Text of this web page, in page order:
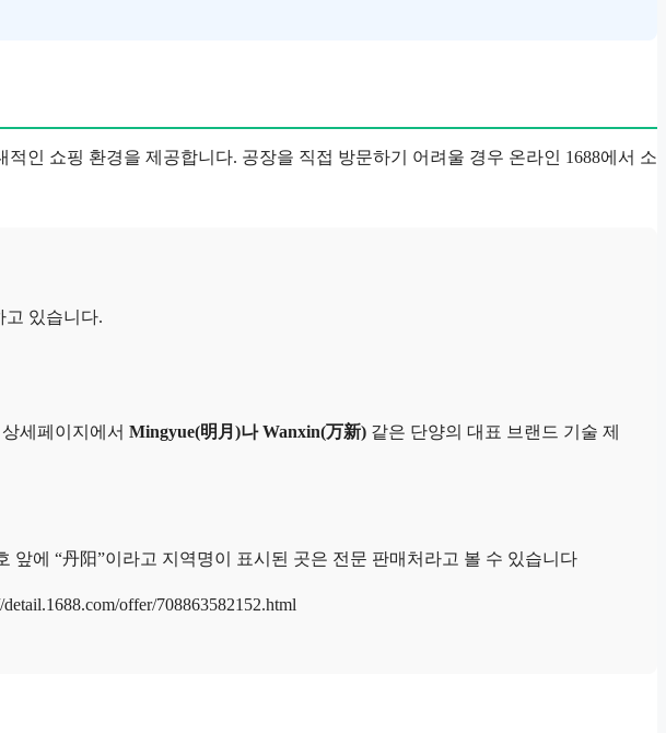
인 쇼핑 환경을 제공합니다. 공장을 직접 방문하기 어려울 경우 온라인 1688에서 소
고 있습니다.
세페이지에서 Mingyue(明月)나 Wanxin(万新) 같은 단양의 대표 브랜드 기술 제
앞에 “丹阳”이라고 지역명이 표시된 곳은 전문 판매처라고 볼 수 있습니다
offer/708863582152.html